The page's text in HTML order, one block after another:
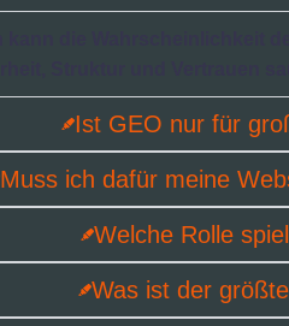
Ist GEO nur für
Muss ich dafür meine
Welche Rolle
Was ist der